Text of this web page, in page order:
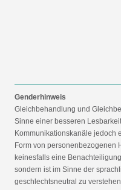
Genderhinweis
Gleichbehandlung und
Sinne einer besseren
Kommunikationskanäle jedoch
Form von personenbezogenen
keinesfalls eine
sondern ist im Sinne der
geschlechtsneutral zu